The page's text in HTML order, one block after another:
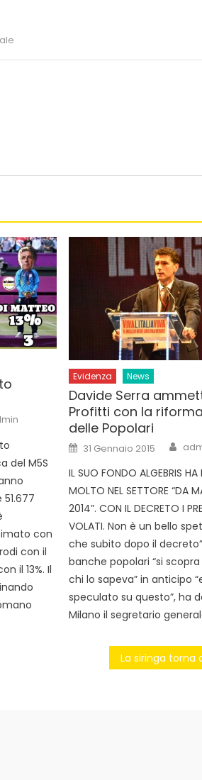
del M5S
con
con il
il 13%. Il
Evidenza News
Davide Serra
Profitti con la
delle Popolari
Posted
on
31 Gennaio 2015
IL SUO FONDO ALGEBRIS HA
MOLTO NEL SETTORE “DA
2014”. CON IL DECRETO I
VOLATI. Non è un bello
che subito dopo il
banche popolari “si scopra
chi lo sapeva” in anticipo
speculato su questo”, ha
Milano il segretario